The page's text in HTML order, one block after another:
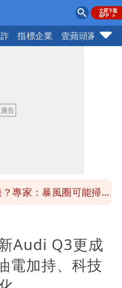
指標企業 壹蘋頭家 健
穿
人！模特經紀人＋員工遭
率曝光！北北基破4成
臭到想丟」 內行曝原
穿
Audi Q3更成
加持、科技